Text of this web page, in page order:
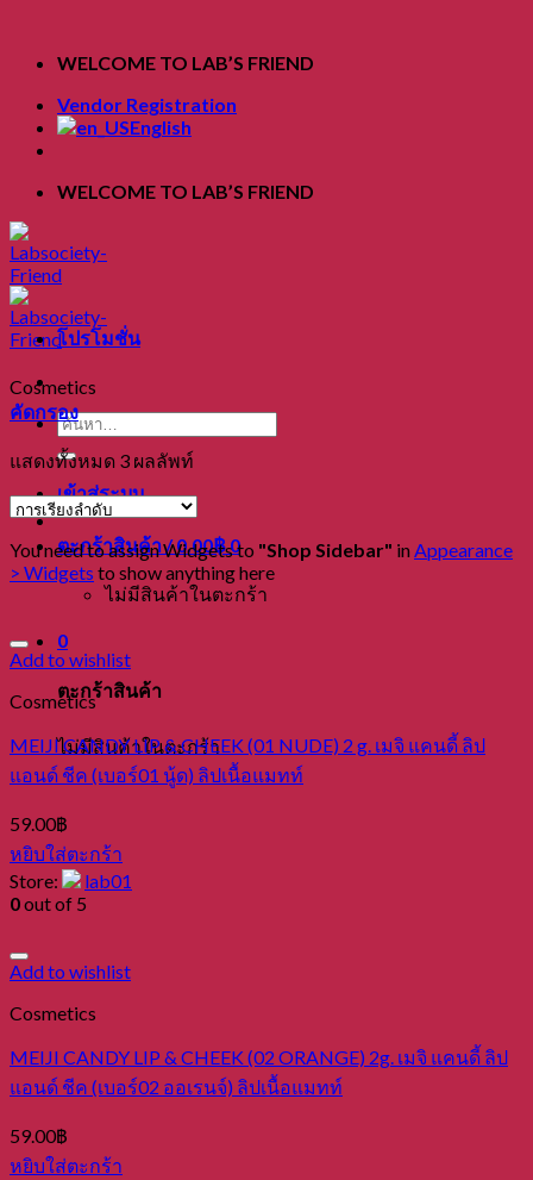
contentWELCOME TO LAB’S FRIEND
Vendor Registration
English
WELCOME TO LAB’S FRIEND
ค้นหา:
เข้าสู่ระบบ
ตะกร้าสินค้า /0.00฿0
ไม่มีสินค้าในตะกร้า
0
ตะกร้าสินค้า
ไม่มีสินค้าในตะกร้า
โปรโมชั่น
Cosmetics
คัดกรอง
แสดงทั้งหมด 3 ผลลัพท์
You need to assign Widgets to "Shop Sidebar" inAppearance
> Widgets to show anything here
Add to wishlist
Cosmetics
MEIJI CANDY LIP & CHEEK (01 NUDE) 2 g. เมจิ แคนดี้ ลิป
แอนด์ ชีค (เบอร์01 นู้ด) ลิปเนื้อแมทท์
59.00฿
หยิบใส่ตะกร้า
Store:
lab01
0out of 5
Add to wishlist
Cosmetics
MEIJI CANDY LIP & CHEEK (02 ORANGE) 2g. เมจิ แคนดี้ ลิป
แอนด์ ชีค (เบอร์02 ออเรนจ์) ลิปเนื้อแมทท์
59.00฿
หยิบใส่ตะกร้า